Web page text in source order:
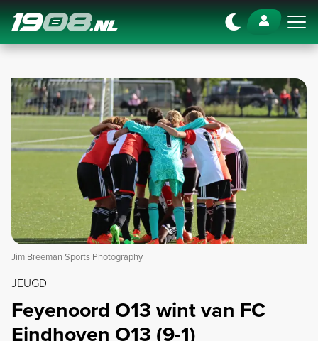
Navigation
Jim Breeman Sports Photography
JEUGD
Feyenoord O13 wint van FC
Eindhoven O13 (9-1)